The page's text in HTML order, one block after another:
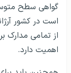
گواهی سطح
است در کشور
از تمامی مدارک
اهمیت دارد.